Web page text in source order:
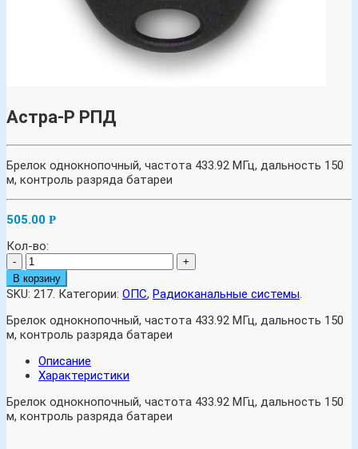
Астра-Р РПД
Брелок однокнопочный, частота 433.92 МГц, дальность 150
м, контроль разряда батареи
505.00 Р
Кол-во:
-
+
В корзину
SKU: 217. Категории: ОПС, Радиоканальные системы.
Брелок однокнопочный, частота 433.92 МГц, дальность 150
м, контроль разряда батареи
Описание
Характеристики
Брелок однокнопочный, частота 433.92 МГц, дальность 150
м, контроль разряда батареи